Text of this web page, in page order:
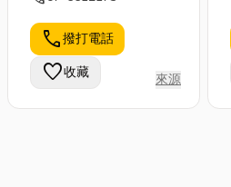
call撥打電話
favorite收藏 來源